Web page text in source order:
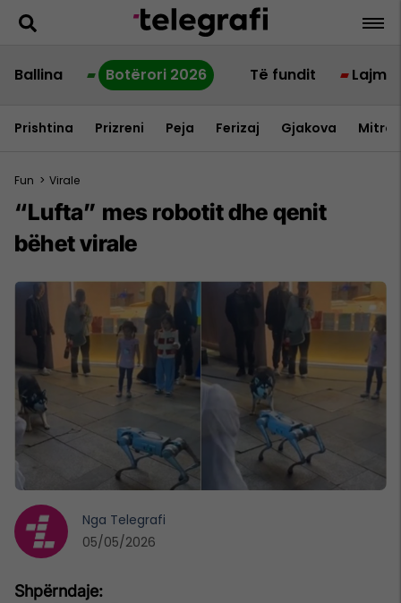
Ballina Botërori 2026 Të fundit Lajme
Prishtina Prizreni Peja Ferizaj Gjakova
Fun > Virale
“Lufta” mes robotit dhe qenit
bëhet virale
Nga Telegrafi
05/05/2026